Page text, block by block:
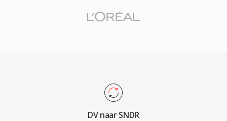
DV naar SNDR